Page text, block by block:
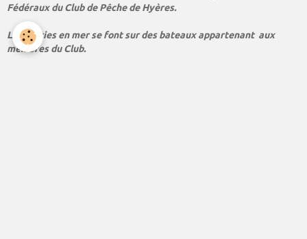
Fédéraux du Club de Pêche de Hyères.
Les sorties en mer se font sur des bateaux appartenant aux
membres du Club.